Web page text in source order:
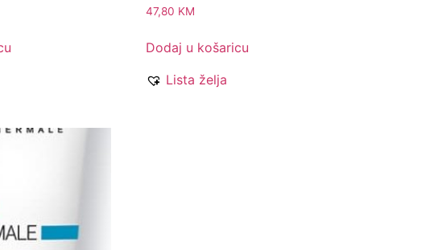
47,80 KM
Dodaj u košaricu
Lista želja